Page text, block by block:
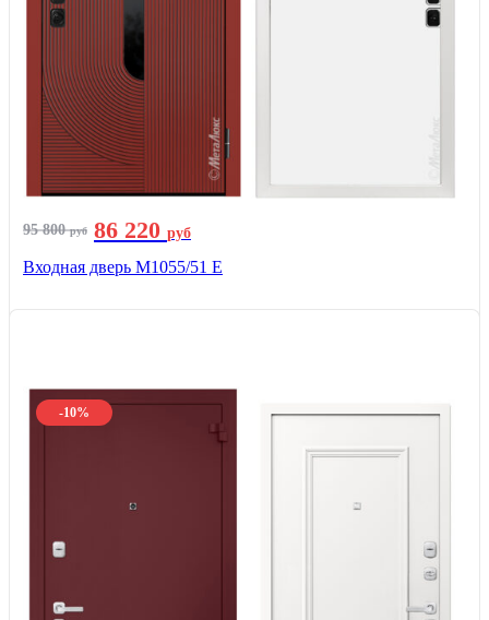
95 800руб 86 220 руб
Входная дверь М1055/51 Е
-10%